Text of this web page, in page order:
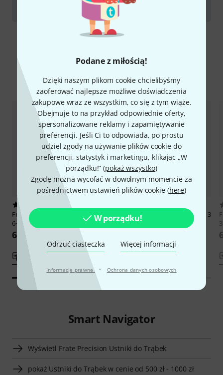
Podane z miłością!
Dzięki naszym plikom cookie chcielibyśmy
zaoferować najlepsze możliwe doświadczenia
zakupowe wraz ze wszystkim, co się z tym wiąże.
Obejmuje to na przykład odpowiednie oferty,
spersonalizowane reklamy i zapamiętywanie
preferencji. Jeśli Ci to odpowiada, po prostu
udziel zgody na używanie plików cookie do
preferencji, statystyk i marketingu, klikając „W
porządku!” (pokaż wszystko)
Zgodę można wycofać w dowolnym momencie za
pośrednictwem ustawień plików cookie (here)
W porządku!
Odrzuć ciasteczka Więcej informacji
Informacje prawne · Ochrona danych osobowych
Mouthpieces for brass wind instruments
Porównaj opcje
Frate Precision
Classic Trumpet
6+ M,3,106
659 zł
Frate Precision
Classic Trumpet 3
HM, 106
Smart Navigator
Wyświetl Frate Precision Ustniki do Trąbek
pokaż Ustniki do Trąbek w cenie od 500 zł - 1000 zł